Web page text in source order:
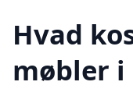
Hvad
møbler i